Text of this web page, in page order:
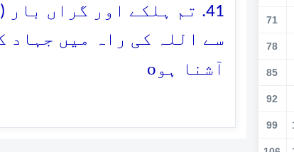
41. تم ہلکے اور گراں
سے اللہ کی راہ میں جہاد
آشنا ہو o
71
78
85
92
99